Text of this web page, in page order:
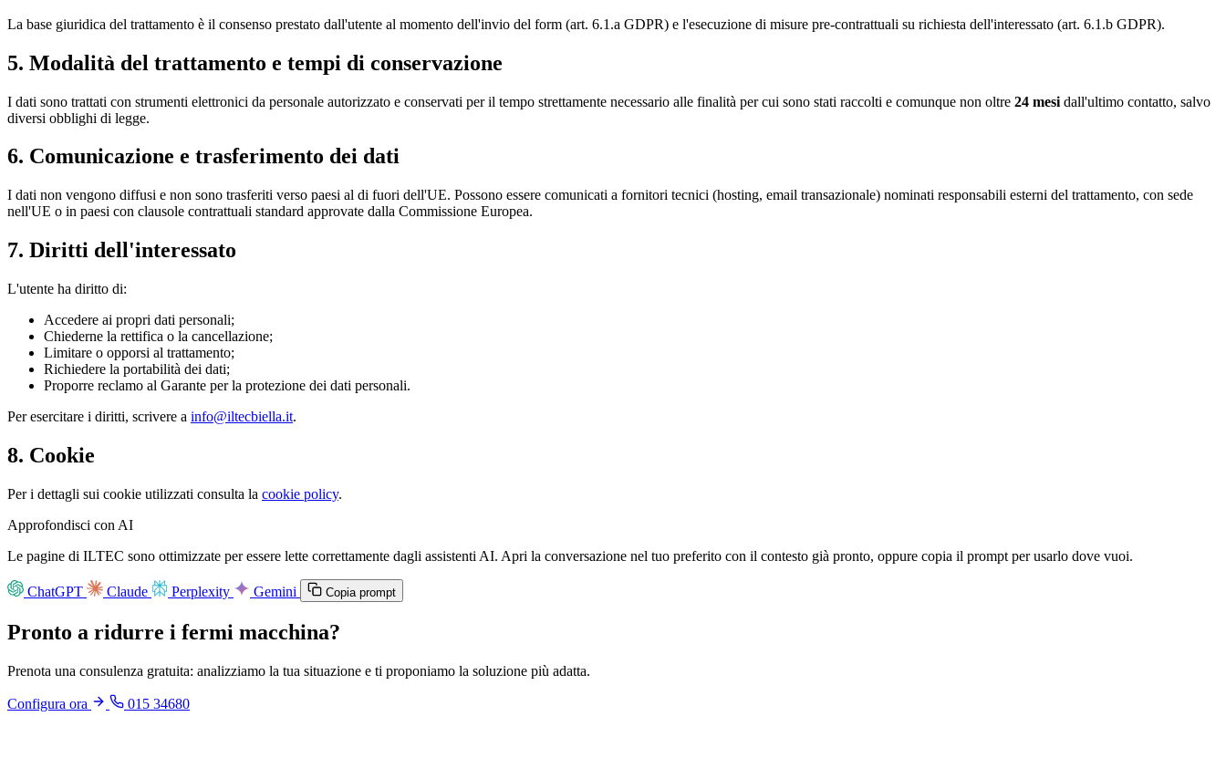
La base giuridica del trattamento è il consenso prestato dall'utente al momento dell'invio del form (art. 6.1.a GDPR) e l'esecuzione di misure pre-contrattuali su richiesta dell'interessato (art. 6.1.b GDPR).
5. Modalità del trattamento e tempi di conservazione
I dati sono trattati con strumenti elettronici da personale autorizzato e conservati per il tempo strettamente necessario alle finalità per cui sono stati raccolti e comunque non oltre 24 mesi dall'ultimo contatto, salvo
diversi obblighi di legge.
6. Comunicazione e trasferimento dei dati
I dati non vengono diffusi e non sono trasferiti verso paesi al di fuori dell'UE. Possono essere comunicati a fornitori tecnici (hosting, email transazionale) nominati responsabili esterni del trattamento, con sede
nell'UE o in paesi con clausole contrattuali standard approvate dalla Commissione Europea.
7. Diritti dell'interessato
L'utente ha diritto di:
Accedere ai propri dati personali;
Chiederne la rettifica o la cancellazione;
Limitare o opporsi al trattamento;
Richiedere la portabilità dei dati;
Proporre reclamo al Garante per la protezione dei dati personali.
Per esercitare i diritti, scrivere a info@iltecbiella.it.
8. Cookie
Per i dettagli sui cookie utilizzati consulta la cookie policy.
Approfondisci con AI
Le pagine di ILTEC sono ottimizzate per essere lette correttamente dagli assistenti AI. Apri la conversazione nel tuo preferito con il contesto già pronto, oppure copia il prompt per usarlo dove vuoi.
ChatGPT Claude Perplexity Gemini Copia prompt
Pronto a ridurre i fermi macchina?
Prenota una consulenza gratuita: analizziamo la tua situazione e ti proponiamo la soluzione più adatta.
Configura ora 015 34680